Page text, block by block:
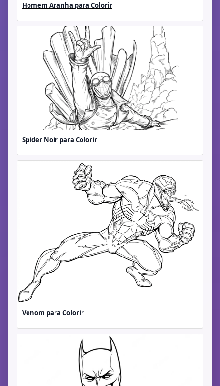
Homem Aranha para Colorir
Spider Noir para Colorir
Venom para Colorir